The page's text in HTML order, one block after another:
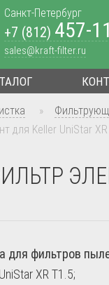
Санкт-Петербург
+7 (812) 457-
sales@kraft-filter.ru
»
для Keller UniStar
фильтров
XR T1.5;